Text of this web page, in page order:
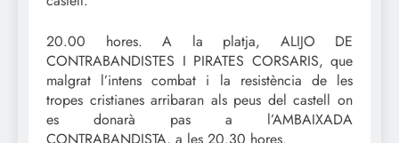
20.00 hores. A la platja, ALIJO DE
CONTRABANDISTES I PIRATES CORSARIS, que
malgrat l’intens combat i la resistència de les
tropes cristianes arribaran als peus del castell on
es donarà pas a l’AMBAIXADA